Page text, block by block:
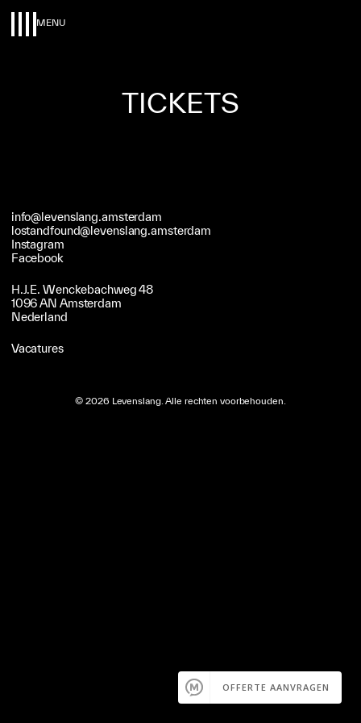
MENU
TICKETS
info@levenslang.amsterdam
lostandfound@levenslang.amsterdam
Instagram
Facebook
H.J.E. Wenckebachweg 48
1096 AN Amsterdam
Nederland
Vacatures
©2026 Levenslang. Alle rechten voorbehouden.